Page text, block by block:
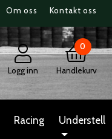
Om oss Kontakt oss
Logg inn
0
Handlekurv
Racing Understell